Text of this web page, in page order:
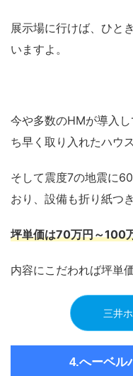
展示場に行けば、ひと
いますよ。
今や多数のHMが導入
ち早く取り入れたハウ
そして震度7の地震に
おり、設備も折り紙つ
坪単価は70万円～100
内容にこだわれば坪単
三井
4.へーベル